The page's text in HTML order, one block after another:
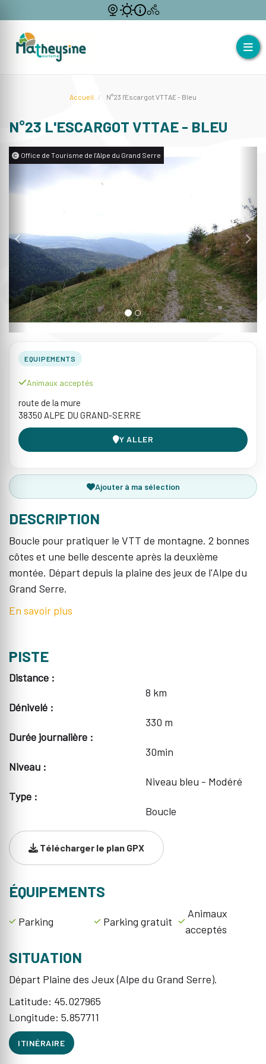
Accueil N°23 l'Escargot VTTAE - Bleu
N°23 L'ESCARGOT VTTAE - BLEU
Office de Tourisme de l'Alpe du Grand Serre
EQUIPEMENTS
Animaux acceptés
route de la mure
38350 ALPE DU GRAND-SERRE
Y ALLER
Ajouter à ma sélection
DESCRIPTION
Boucle pour pratiquer le VTT de montagne. 2 bonnes
côtes et une belle descente après la deuxième
montée. Départ depuis la plaine des jeux de l'Alpe du
Grand Serre.
En savoir plus
PISTE
Distance :
8 km
Dénivelé :
330 m
Durée journalière :
30min
Niveau :
Niveau bleu - Modéré
Type :
Boucle
Télécharger le plan GPX
ÉQUIPEMENTS
Parking Parking gratuit
Animaux
acceptés
SITUATION
Départ Plaine des Jeux (Alpe du Grand Serre).
Latitude: 45.027965
Longitude: 5.857711
ITINÉRAIRE